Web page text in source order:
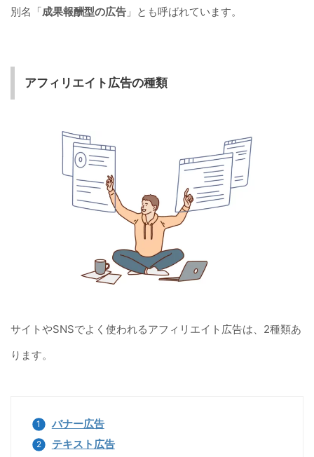
別名「成果報酬型の広告 」とも呼ばれています。
アフィリエイト広告の種類
サイトやSNSでよく使われるアフィリエイト広告は、2種類あ
ります。
バナー広告
テキスト広告